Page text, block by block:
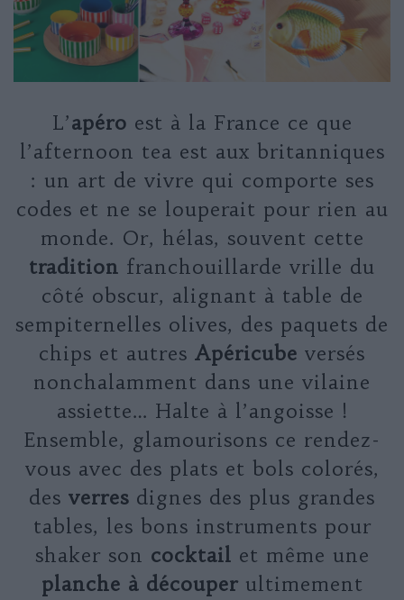
L’apéro est à la France ce que
l’afternoon tea est aux britanniques
: un art de vivre qui comporte ses
codes et ne se louperait pour rien au
monde. Or, hélas, souvent cette
tradition franchouillarde vrille du
côté obscur, alignant à table de
sempiternelles olives, des paquets de
chips et autres Apéricube versés
nonchalamment dans une vilaine
assiette… Halte à l’angoisse !
Ensemble, glamourisons ce rendez-
vous avec des plats et bols colorés,
des verres dignes des plus grandes
tables, les bons instruments pour
shaker son cocktail et même une
planche à découperultimement